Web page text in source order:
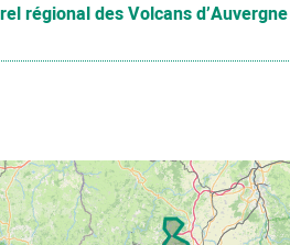
régional des Volcans d’Auvergne